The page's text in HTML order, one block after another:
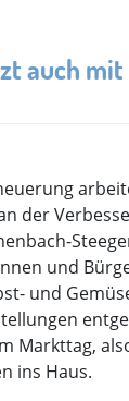
auch mit
der
und
und
Markttag,
ins Haus.